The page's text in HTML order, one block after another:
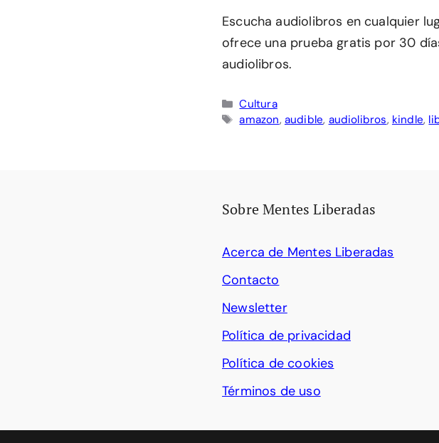
Escucha audiolibros en cualquier
ofrece una prueba gratis por 30
audiolibros.
Categorías
Cultura
Etiquetas
amazon, audible, audiolibros, kindle,
Sobre Mentes Liberadas
Acerca de Mentes Liberadas
Contacto
Newsletter
Política de privacidad
Política de cookies
Términos de uso